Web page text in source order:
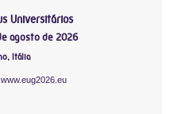
Universitários
agosto de 2026
Itália
www.eug2026.eu